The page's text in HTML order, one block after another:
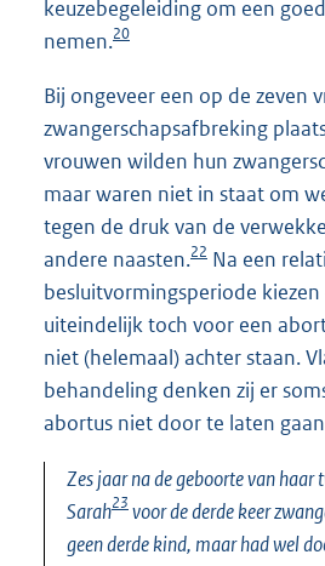
keuzebegeleiding om een
nemen.20
Bij ongeveer een op de zeven
zwangerschapsafbreking
vrouwen wilden hun
maar waren niet in staat om
tegen de druk van de
andere naasten.22 Na een
besluitvormingsperiode
uiteindelijk toch voor een
niet (helemaal) achter staan.
behandeling denken zij er
abortus niet door te laten
Zes jaar na de geboorte van haar
Sarah23 voor de derde keer
geen derde kind, maar had wel